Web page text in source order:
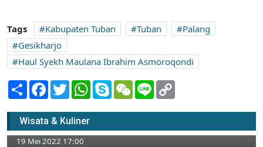
Tags Kabupaten Tuban Tuban
Palang
Gesikharjo
Haul Syekh Maulana Ibrahim Asmoroqondi
Share Facebook
TwitterWhatsApp
SkypeWeChatLine
Wisata & Kuliner
Masih Jarang diketahui, Yuk Intip
Keindahan Pantai Surindah Tuban
19 Mei 2022 17:00